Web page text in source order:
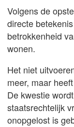
Volgens de
directe
betrokkenheid
wonen.
Het niet
meer, maar
De kwestie
staatsrechtelijk
onopgelost is